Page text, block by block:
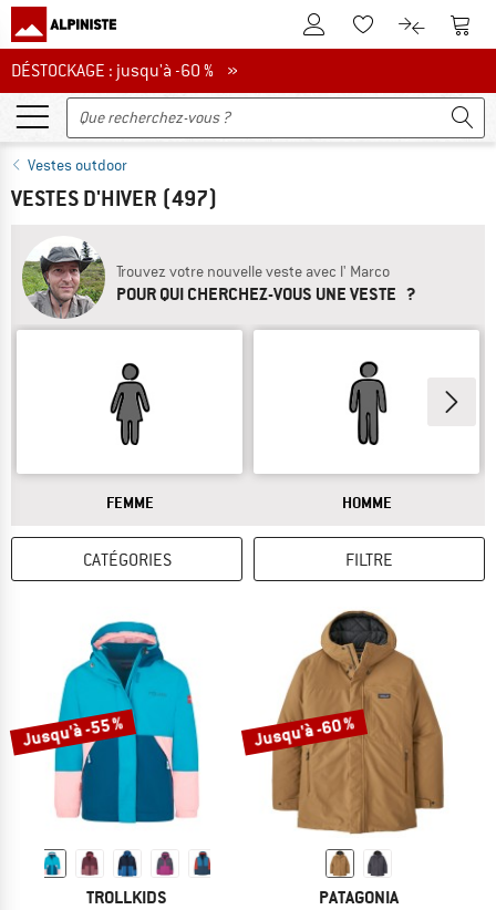
Vers le compte client
Vers la liste
Vers le
DÉSTOCKAGE : jusqu'à -60 %
DÉSTOCKAGE : jusqu'à -60 % »
Vestes outdoor
VESTES D'HIVER (497)
Trouvez votre nouvelle veste avec l' Marco
POUR QUI CHERCHEZ-VOUS UNE VESTE ?
RÉPONSE
FEMME RÉPONSE
HOMME
CATÉGORIES FILTRE
Jusqu'à -55 %
TROLLKIDS
Jusqu'à -60 %
PATAGONIA